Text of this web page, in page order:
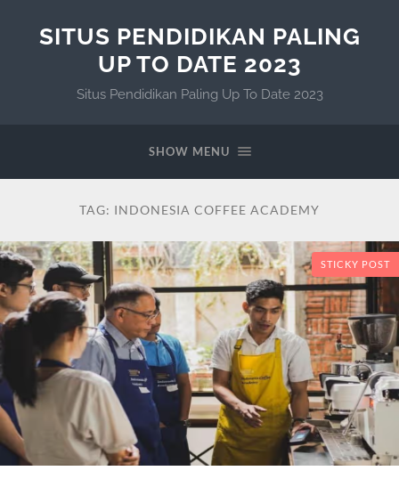
SITUS PENDIDIKAN PALING
UP TO DATE 2023
Situs Pendidikan Paling Up To Date 2023
SHOW MENU
TAG: INDONESIA COFFEE ACADEMY
STICKY POST